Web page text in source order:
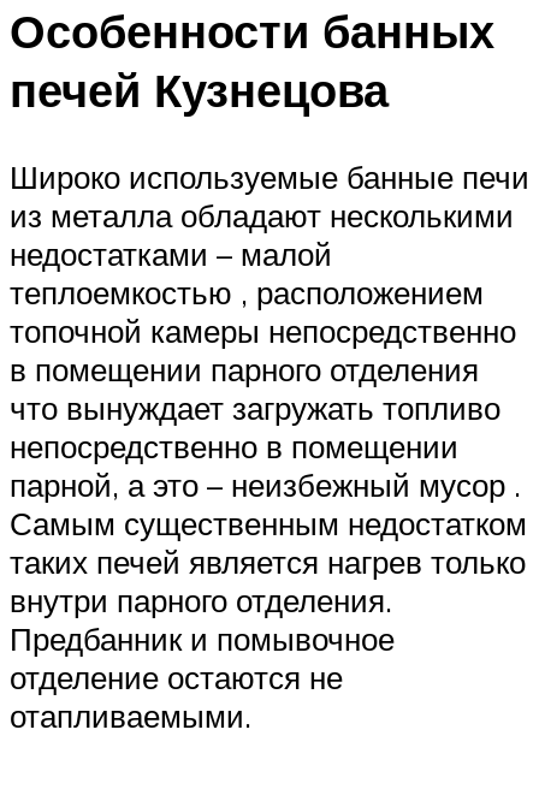
Особенности банных
печей Кузнецова
Широко используемые банные печи
из металла обладают несколькими
недостатками – малой
теплоемкостью , расположением
топочной камеры непосредственно
в помещении парного отделения
что вынуждает загружать топливо
непосредственно в помещении
парной, а это – неизбежный мусор .
Самым существенным недостатком
таких печей является нагрев только
внутри парного отделения.
Предбанник и помывочное
отделение остаются не
отапливаемыми.